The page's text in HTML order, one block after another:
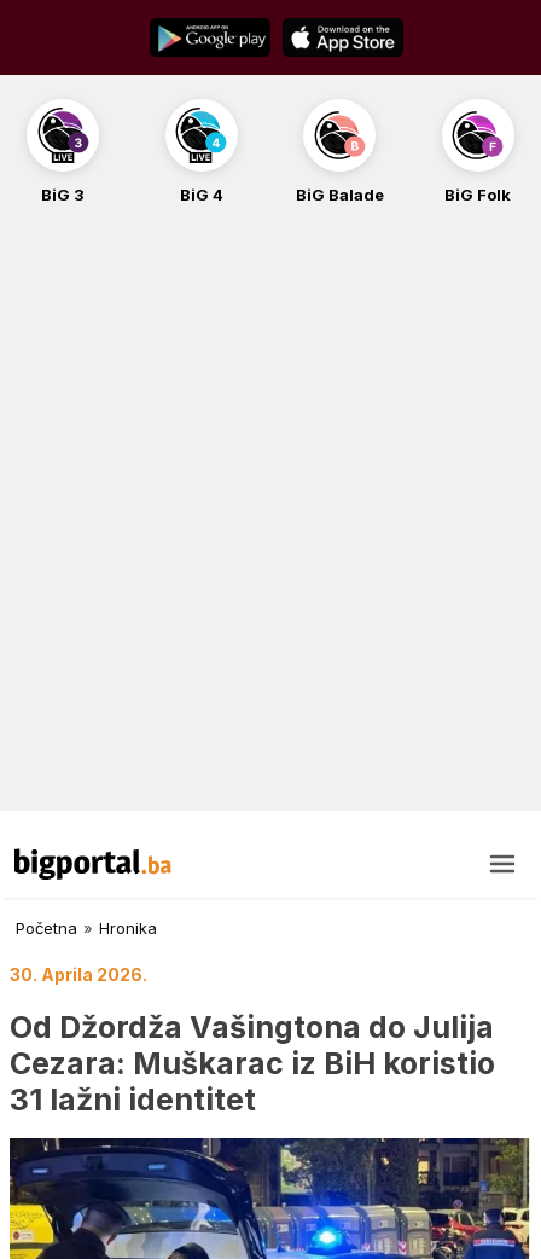
content
BiG 3 BiG 4 BiG Balade BiG Folk
Početna » Hronika
30. Aprila 2026.
Od Džordža Vašingtona do Julija
Cezara: Muškarac iz BiH koristio
31 lažni identitet